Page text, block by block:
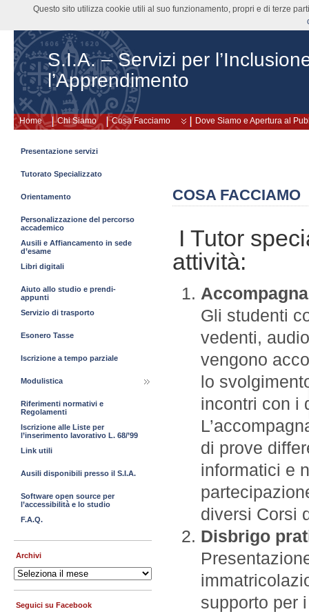
S.I.A. – Servizi per
l’Apprendimento
Home Chi Siamo Cosa Facciamo Dove Siamo e Apertura al
COSA FACCIAMO
I Tutor
attività:
Gli studenti
vedenti,
vengono
lo
incontri con i
di prove
informatici e
diversi Corsi
Disbrigo
supporto per
Presentazione servizi
Tutorato Specializzato
Orientamento
Personalizzazione del percorso
accademico
Ausili e Affiancamento in sede
d’esame
Libri digitali
Aiuto allo studio e prendi-
appunti
Servizio di trasporto
Esonero Tasse
Iscrizione a tempo parziale
Modulistica
Riferimenti normativi e
Regolamenti
Iscrizione alle Liste per
l’inserimento lavorativo L. 68/’99
Link utili
Ausili disponibili presso il S.I.A.
Software open source per
l’accessibilità e lo studio
F.A.Q.
Archivi
Archivi
Seguici su Facebook
Questo sito utilizza cookie utili al suo funzionamento, propri e di terze